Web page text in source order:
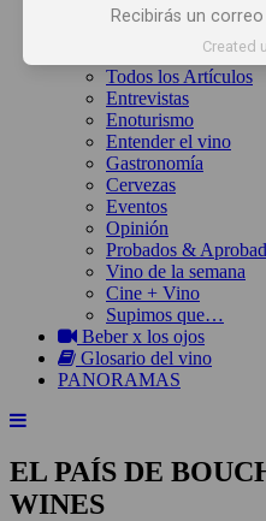
Inicio
Todos los Artículos
Entrevistas
Enoturismo
Entender el vino
Gastronomía
Cervezas
Eventos
Opinión
Probados &
Vino de la semana
Cine + Vino
Supimos que…
Beber x los ojos
Glosario del vino
PANORAMAS
EL PAÍS DE
WINES
Recibirás un
Created